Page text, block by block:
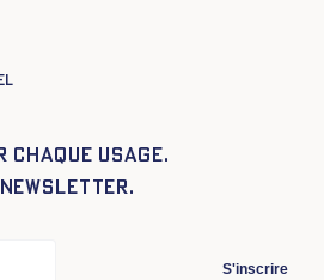
chaque usage.
newsletter.
S'inscrire